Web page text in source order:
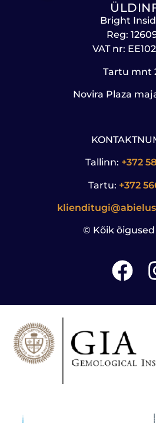
Bright
Reg:
VAT nr:
Tartu mnt
Novira Plaza
Tallinn: +372
Tartu: +372
© Kõik